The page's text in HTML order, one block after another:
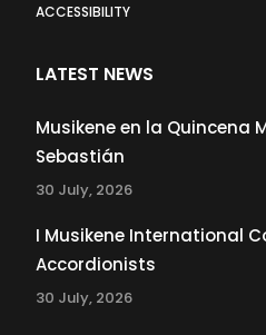
ACCESSIBILITY
LATEST NEWS
Musikene en la Quincena
Sebastián
30 July, 2026
I Musikene International
Accordionists
30 July, 2026